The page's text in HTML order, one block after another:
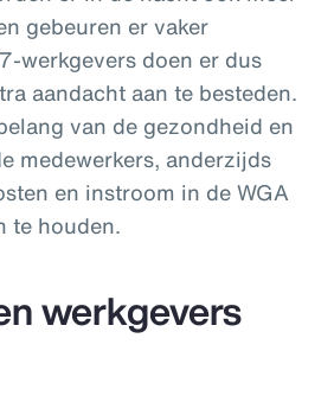
gebeuren er vaker
werkgevers doen er dus
aandacht aan te besteden.
van de gezondheid en
medewerkers, anderzijds
en instroom in de WGA
te houden.
werkgevers